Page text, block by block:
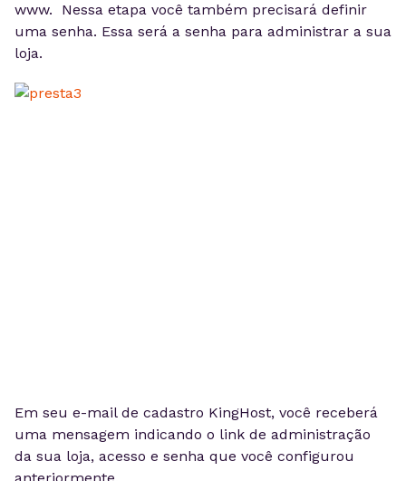
www. Nessa etapa você também precisará definir
uma senha. Essa será a senha para administrar a sua
loja.
Em seu e-mail de cadastro KingHost, você receberá
uma mensagem indicando o link de administração
da sua loja, acesso e senha que você configurou